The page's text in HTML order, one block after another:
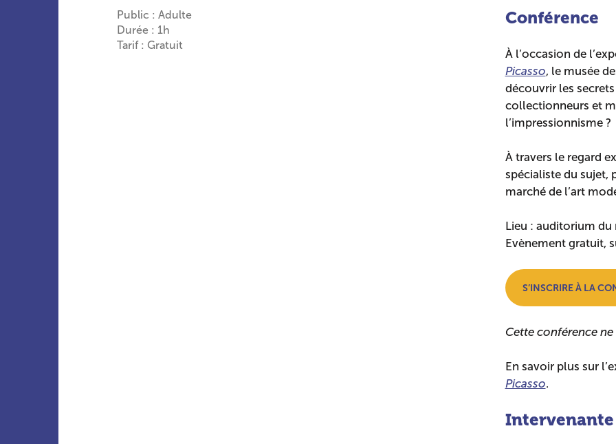
Public : Adulte
Durée : 1h
Tarif : Gratuit
Conférence
À l’occasion de
Picasso, le musée
découvrir les
collectionneurs et
l’impressionnisme ?
À travers le regard
spécialiste du sujet,
marché de l’art
Lieu : auditorium du
Evènement gratuit,
S’INSCRIRE À LA
Cette conférence ne
En savoir plus sur
Picasso.
Intervenant